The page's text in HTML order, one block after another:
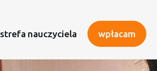
strefa nauczyciela wpłacam